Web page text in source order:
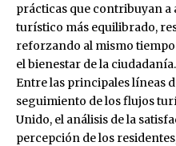
prácticas que contribuyan a
turístico más equilibrado,
reforzando al mismo
el bienestar de la ciudadanía.
Entre las principales líneas
seguimiento de los flujos
Unido, el análisis de la
percepción de los